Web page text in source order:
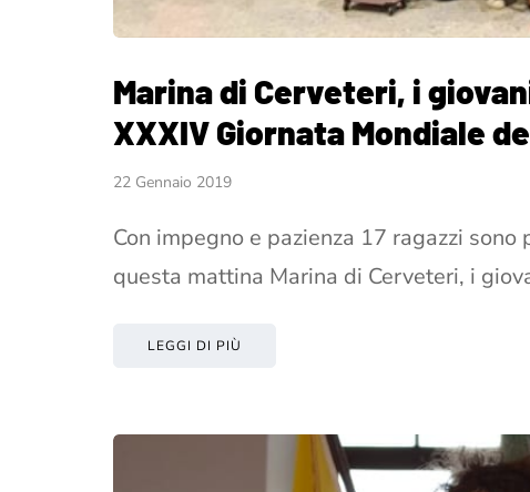
Marina di Cerveteri, i
XXXIV Giornata Mondiale
22 Gennaio 2019
Con impegno e pazienza 17 ragazzi
questa mattina Marina di Cerveteri, i
LEGGI DI PIÙ